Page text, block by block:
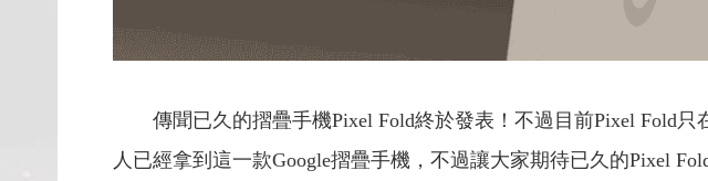
傳聞已久的摺疊手機Pixel Fold終於發表！不過目前Pixel Fold
人已經拿到這一款Google摺疊手機，不過讓大家期待已久的Pixel